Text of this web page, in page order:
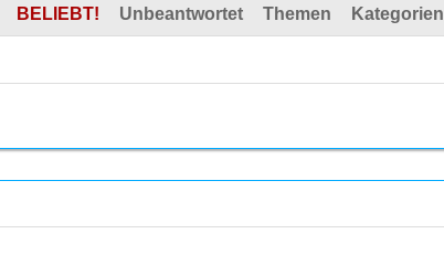
BELIEBT! Unbeantwortet Themen Kategorien